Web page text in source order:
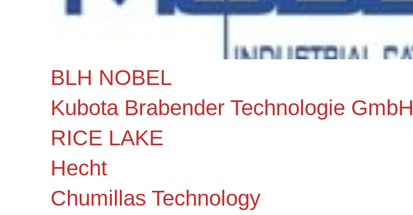
BLH NOBEL
Kubota Brabender Technologie GmbH
RICE LAKE
Hecht
Chumillas Technology